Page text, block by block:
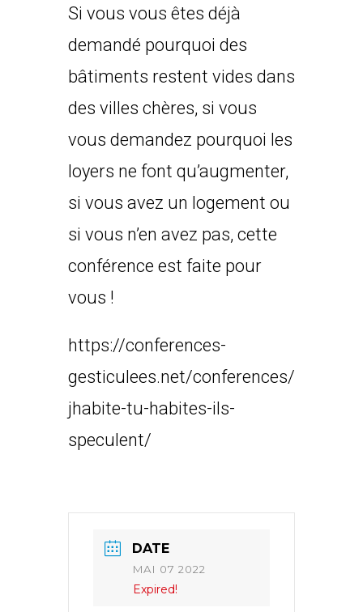
Si vous vous êtes déjà
demandé pourquoi des
bâtiments restent vides dans
des villes chères, si vous
vous demandez pourquoi les
loyers ne font qu’augmenter,
si vous avez un logement ou
si vous n’en avez pas, cette
conférence est faite pour
vous !
https://conferences-
gesticulees.net/conferences/
jhabite-tu-habites-ils-
speculent/
DATE
MAI 07 2022
Expired!